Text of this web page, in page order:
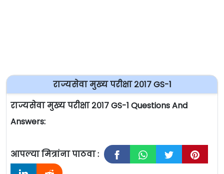
राज्यसेवा मुख्य परीक्षा २०१७ GS-1
राज्यसेवा मुख्य परीक्षा २०१७ GS-1 Questions And
Answers:
आपल्या मित्रांना पाठवा :